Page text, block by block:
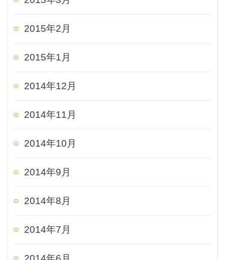
2015年2月
2015年1月
2014年12月
2014年11月
2014年10月
2014年9月
2014年8月
2014年7月